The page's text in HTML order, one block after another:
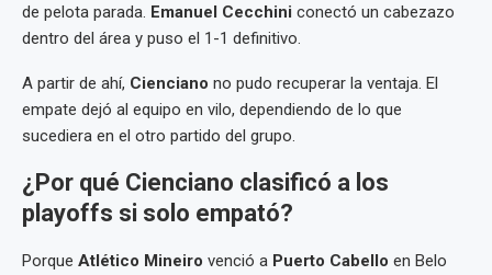
de pelota parada. Emanuel Cecchini conectó un cabezazo
dentro del área y puso el 1-1 definitivo.
A partir de ahí, Cienciano no pudo recuperar la ventaja. El
empate dejó al equipo en vilo, dependiendo de lo que
sucediera en el otro partido del grupo.
¿Por qué Cienciano clasificó a los
playoffs si solo empató?
Porque Atlético Mineiro venció a Puerto Cabello en Belo